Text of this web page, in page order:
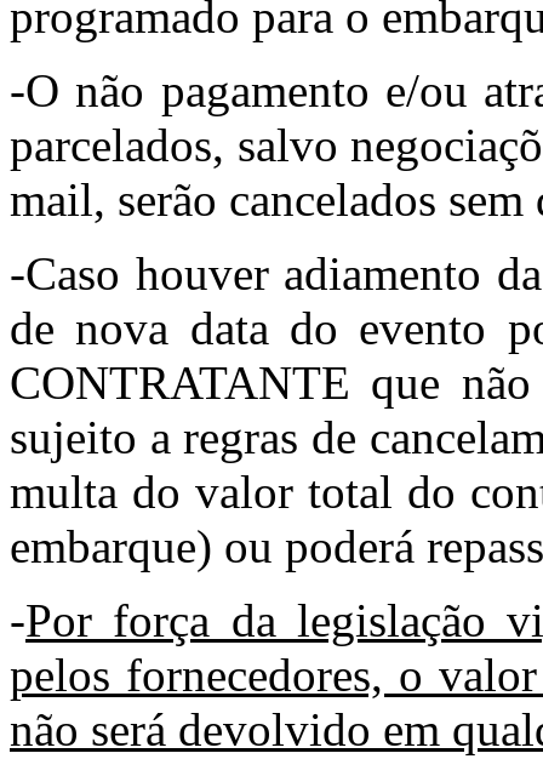
programado para o
-O não pagamento e/ou
parcelados, salvo
mail, serão cancelados
-Caso houver adiamento
de nova data do evento
CONTRATANTE que
sujeito a regras de
multa do valor total do
embarque) ou poderá
-Por força da legislação
pelos fornecedores, o
não será devolvido em